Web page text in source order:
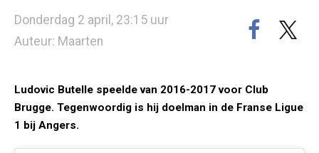
Donderdag 2 april, 23:15 uur
Auteur: Maarten
Ludovic Butelle speelde van 2016-2017 voor Club
Brugge. Tegenwoordig is hij doelman in de Franse Ligue
1 bij Angers.